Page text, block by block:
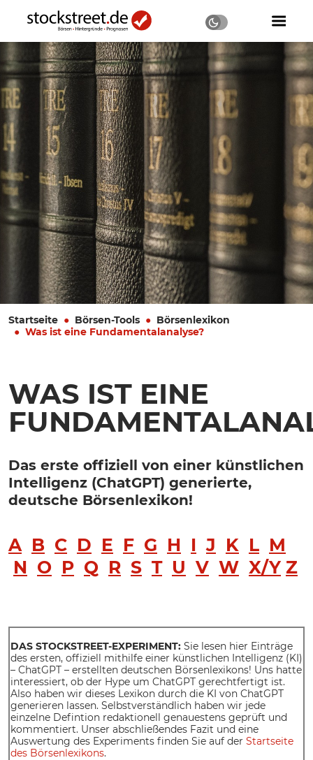
Startseite Börsen-Tools
Börsenlexikon
Was ist eine Fundamentalanalyse?
WAS IST EINE
Das erste offiziell von einer künstlichen
Intelligenz (ChatGPT) generierte,
deutsche Börsenlexikon!
A B C D E F G H I J K L M
N O P Q R S T U V W X/Y Z
DAS STOCKSTREET-EXPERIMENT: Sie lesen hier Einträge
des ersten, offiziell mithilfe einer künstlichen Intelligenz (KI)
– ChatGPT – erstellten deutschen Börsenlexikons! Uns hatte
interessiert, ob der Hype um ChatGPT gerechtfertigt ist.
Also haben wir dieses Lexikon durch die KI von ChatGPT
generieren lassen. Selbstverständlich haben wir jede
einzelne Defintion redaktionell genauestens geprüft und
kommentiert. Unser abschließendes Fazit und eine
Auswertung des Experiments finden Sie auf der Startseite
des Börsenlexikons.